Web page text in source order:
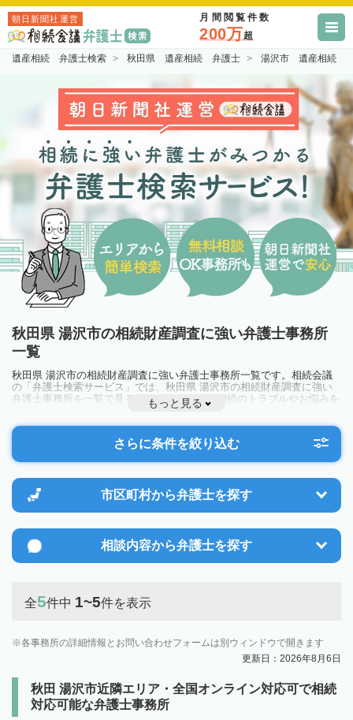
朝日新聞社運営 月間閲覧件数
200万超
遺産相続 弁護士検索 秋田県 遺産相続 弁護士 湯沢市 遺産相続
秋田県 湯沢市の相続財産調査に強い弁護士事務所
一覧
秋田県 湯沢市の相続財産調査に強い弁護士事務所一覧です。相続会議
の「弁護士検索サービス」では、秋田県 湯沢市の相続財産調査に強い
弁護士事務所を一覧で見ることが出来ます。相続のトラブルやお悩みを
抱えている方は一度近隣の弁護士に相談してみましょう。
もっと見る
さらに条件を絞り込む
市区町村から弁護士を探す
相談内容から弁護士を探す
全5件中 1~5件を表示
各事務所の詳細情報とお問い合わせフォームは別ウィンドウで開きます
更新日：2026年8月6日
秋田 湯沢市近隣エリア・全国オンライン対応可で相続
対応可能な弁護士事務所